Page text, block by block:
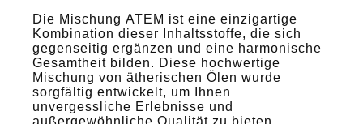
Die Mischung ATEM ist eine einzigartige
Kombination dieser Inhaltsstoffe, die sich
gegenseitig ergänzen und eine harmonische
Gesamtheit bilden. Diese hochwertige
Mischung von ätherischen Ölen wurde
sorgfältig entwickelt, um Ihnen
unvergessliche Erlebnisse und